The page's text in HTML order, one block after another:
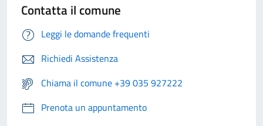
Contatta il comune
Leggi le domande frequenti
Richiedi Assistenza
Chiama il comune +39 035 927222
Prenota un appuntamento